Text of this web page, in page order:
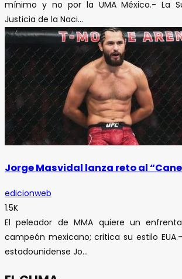
mínimo y no por la UMA México.- La
Justicia de la Naci...
Jorge Masvidal lanza reto al
edicionweb
1.5K
El peleador de MMA quiere un
campeón mexicano; critica su estilo
estadounidense Jo...